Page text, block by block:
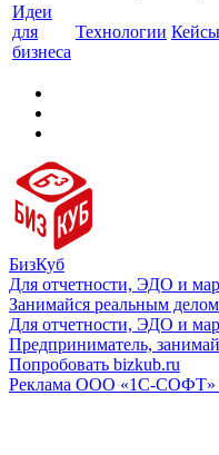
Идеи
для
бизнеса
Технологии Кейсы
БизКуб
Для отчетности, ЭДО и
Занимайся реальным
Для отчетности, ЭДО и
Предприниматель,
Попробовать bizkub.ru
Реклама ООО «1С-СОФТ»